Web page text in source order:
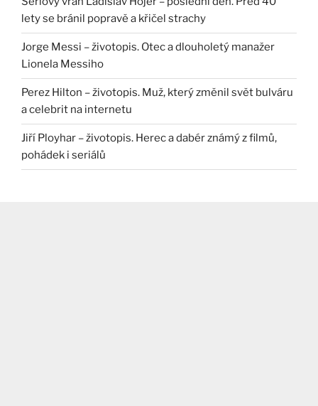
lety se bránil popravě a křičel strachy
Jorge Messi – životopis. Otec a dlouholetý manažer
Lionela Messiho
Perez Hilton – životopis. Muž, který změnil svět bulváru
a celebrit na internetu
Jiří Ployhar – životopis. Herec a dabér známý z filmů,
pohádek i seriálů